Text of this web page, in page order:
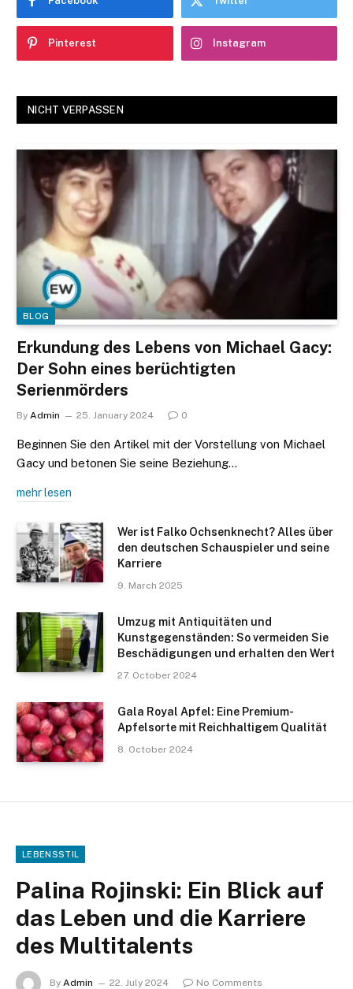
Pinterest Instagram
NICHT VERPASSEN
BLOG
Erkundung des Lebens von Michael Gacy:
Der Sohn eines berüchtigten
Serienmörders
By Admin 25. January 2024 0
Beginnen Sie den Artikel mit der Vorstellung von Michael
Gacy und betonen Sie seine Beziehung…
mehr lesen
Wer ist Falko Ochsenknecht? Alles über
den deutschen Schauspieler und seine
Karriere
9. March 2025
Umzug mit Antiquitäten und
Kunstgegenständen: So vermeiden Sie
Beschädigungen und erhalten den Wert
27. October 2024
Gala Royal Apfel: Eine Premium-
Apfelsorte mit Reichhaltigem Qualität
8. October 2024
LEBENSSTIL
Palina Rojinski: Ein Blick auf
das Leben und die Karriere
des Multitalents
By Admin 22. July 2024
No Comments